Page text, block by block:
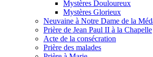
Mystères Douloureux
Mystères Glorieux
Neuvaine à Notre Dame de la
Prière de Jean Paul II à la Chapelle
Acte de la consécration
Prière des malades